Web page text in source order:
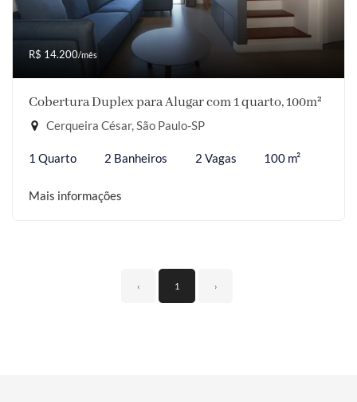
R$ 14.200/mês
Cobertura Duplex para Alugar com 1 quarto, 100m²
Cerqueira César, São Paulo-SP
1 Quarto 2 Banheiros 2 Vagas 100 m²
Mais informações
‹ 1 ›